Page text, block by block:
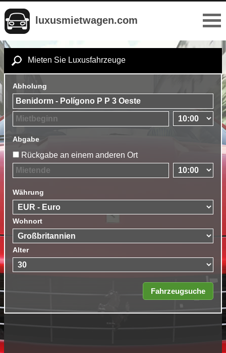
luxusmietwagen.com
Mieten Sie Luxusfahrzeuge
Abholung
Abgabe
Rückgabe an einem anderen Ort
Währung
Wohnort
Alter